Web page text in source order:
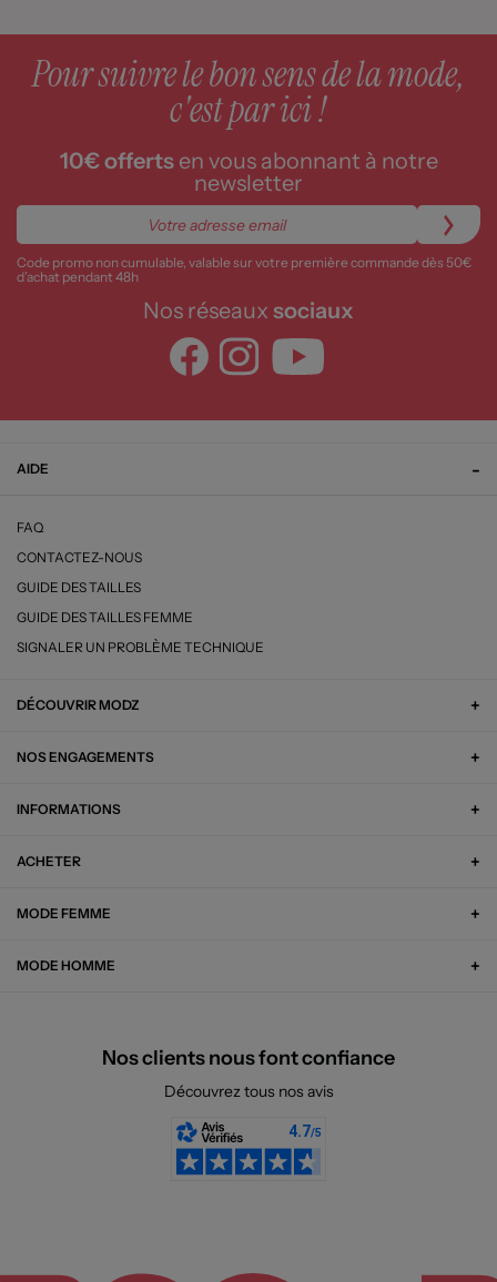
Pour suivre le bon sens de la mode,
c'est par ici !
10€ offertsen vous abonnant à notre
newsletter
Code promo non cumulable, valable sur votre première commande dès 50€
d’achat pendant 48h
Nos réseaux sociaux
AIDE
FAQ
CONTACTEZ-NOUS
GUIDE DES TAILLES
GUIDE DES TAILLES FEMME
SIGNALER UN PROBLÈME TECHNIQUE
DÉCOUVRIR MODZ
NOS ENGAGEMENTS
INFORMATIONS
ACHETER
MODE FEMME
MODE HOMME
Nos clients nous font confiance
Découvrez tous nos avis